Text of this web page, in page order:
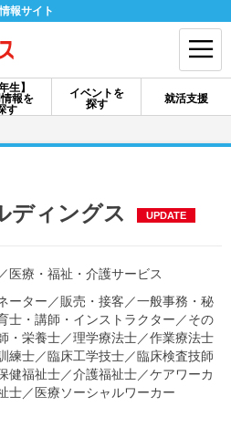
報サイト
生】
報を
す
イベントを
探す
就活支援
ログイン
説明会を探す
インターンを探す
スカウト お知らせ
ト
ディングス UPDATE
／ 医療・福祉・介護サービス
ーター ／販売・接客 ／一般事務・秘
士・講師・インストラクター ／その
・栄養士／理学療法士／作業療法士
練士／臨床工学技士／臨床検査技師
健福祉士／介護福祉士／ケアワーカ
士／ 医療ソーシャルワーカー